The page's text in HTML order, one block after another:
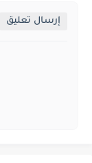
إرسال تعليق